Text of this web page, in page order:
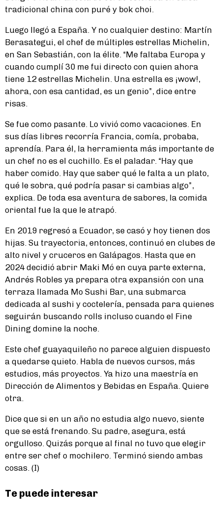
tradicional china con puré y bok choi.
Luego llegó a España. Y no cualquier destino: Martín
Berasategui, el chef de múltiples estrellas Michelin,
en San Sebastián, con la élite. “Me faltaba Europa y
cuando cumplí 30 me fui directo con quien ahora
tiene 12 estrellas Michelin. Una estrella es ¡wow!,
ahora, con esa cantidad, es un genio”, dice entre
risas.
Se fue como pasante. Lo vivió como vacaciones. En
sus días libres recorría Francia, comía, probaba,
aprendía. Para él, la herramienta más importante de
un chef no es el cuchillo. Es el paladar. “Hay que
haber comido. Hay que saber qué le falta a un plato,
qué le sobra, qué podría pasar si cambias algo”,
explica. De toda esa aventura de sabores, la comida
oriental fue la que le atrapó.
En 2019 regresó a Ecuador, se casó y hoy tienen dos
hijas. Su trayectoria, entonces, continuó en clubes de
alto nivel y cruceros en Galápagos. Hasta que en
2024 decidió abrir Maki Mó en cuya parte externa,
Andrés Robles ya prepara otra expansión con una
terraza llamada Mo Sushi Bar, una submarca
dedicada al sushi y coctelería, pensada para quienes
seguirán buscando rolls incluso cuando el Fine
Dining domine la noche.
Este chef guayaquileño no parece alguien dispuesto
a quedarse quieto. Habla de nuevos cursos, más
estudios, más proyectos. Ya hizo una maestría en
Dirección de Alimentos y Bebidas en España. Quiere
otra.
Dice que si en un año no estudia algo nuevo, siente
que se está frenando. Su padre, asegura, está
orgulloso. Quizás porque al final no tuvo que elegir
entre ser chef o mochilero. Terminó siendo ambas
cosas. (I)
Te puede interesar